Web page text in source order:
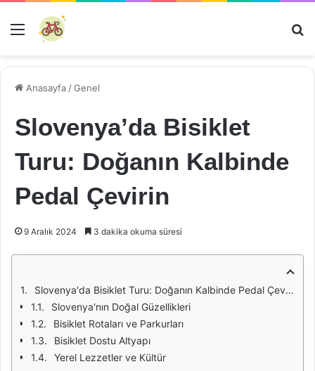
Menü
Anasayfa /Genel
Slovenya’da Bisiklet
Turu: Doğanın Kalbinde
Pedal Çevirin
9 Aralık 2024 3 dakika okuma süresi
Slovenya'da Bisiklet Turu: Doğanın Kalbinde Pedal Çevirin
Slovenya'nın Doğal Güzellikleri
Bisiklet Rotaları ve Parkurları
Bisiklet Dostu Altyapı
Yerel Lezzetler ve Kültür